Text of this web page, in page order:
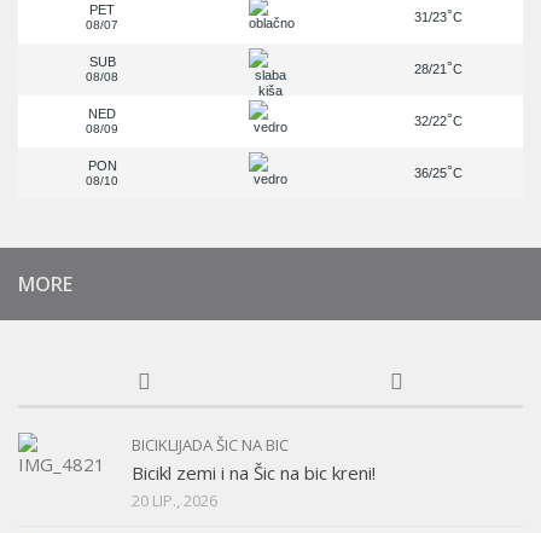
PET
08/07
31/23°C
SUB
08/08
28/21°C
NED
08/09
32/22°C
PON
08/10
36/25°C
MORE
BICIKLIJADA ŠIC NA BIC
Bicikl zemi i na Šic na bic kreni!
20 LIP., 2026